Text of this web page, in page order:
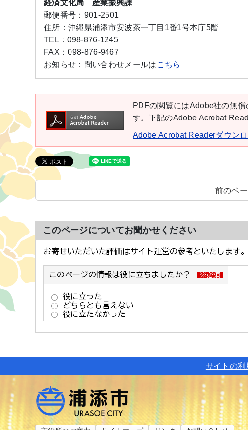
経済文化局 産業振興課
郵便番号： 901-2501
住所： 沖縄県浦添市安波茶一丁目1番1号本庁5階
TEL：098-876-1245
FAX：098-876-9467
お知らせ： 問い合わせメールは こちら
PDFの閲覧にはAdobe社の無
す。下記のAdobe Acrobat
Adobe Acrobat Readerダウン
前のペ
このページについてお聞かせください
サイトの利